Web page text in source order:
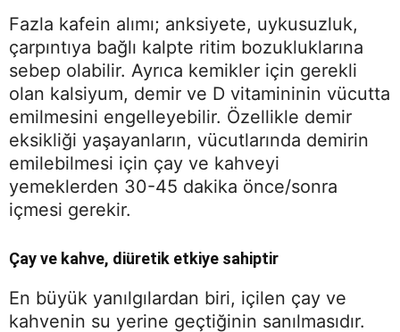
Fazla kafein alımı; anksiyete, uykusuzluk,
çarpıntıya bağlı kalpte ritim bozukluklarına
sebep olabilir. Ayrıca kemikler için gerekli
olan kalsiyum, demir ve D vitamininin vücutta
emilmesini engelleyebilir. Özellikle demir
eksikliği yaşayanların, vücutlarında demirin
emilebilmesi için çay ve kahveyi
yemeklerden 30-45 dakika önce/sonra
içmesi gerekir.
Çay ve kahve, diüretik etkiye sahiptir
En büyük yanılgılardan biri, içilen çay ve
kahvenin su yerine geçtiğinin sanılmasıdır.